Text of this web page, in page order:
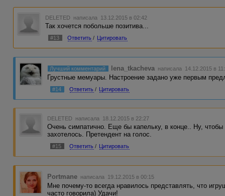
DELETED написала 13.12.2015 в 02:42
Так хочется побольше позитива...
#13 Ответить / Цитировать
Лучший комментарий lena_tkacheva написала 14.12.2015 в
Грустные мемуары. Настроение задано уже первым
#14 Ответить / Цитировать
DELETED написала 18.12.2015 в 22:27
Очень симпатично. Еще бы капельку, в конце.. Ну,
захотелось. Претендент на голос.
#15 Ответить / Цитировать
Portmane написала 19.12.2015 в 00:15
Мне почему-то всегда нравилось представлять, что
часто говорила) Удачи!